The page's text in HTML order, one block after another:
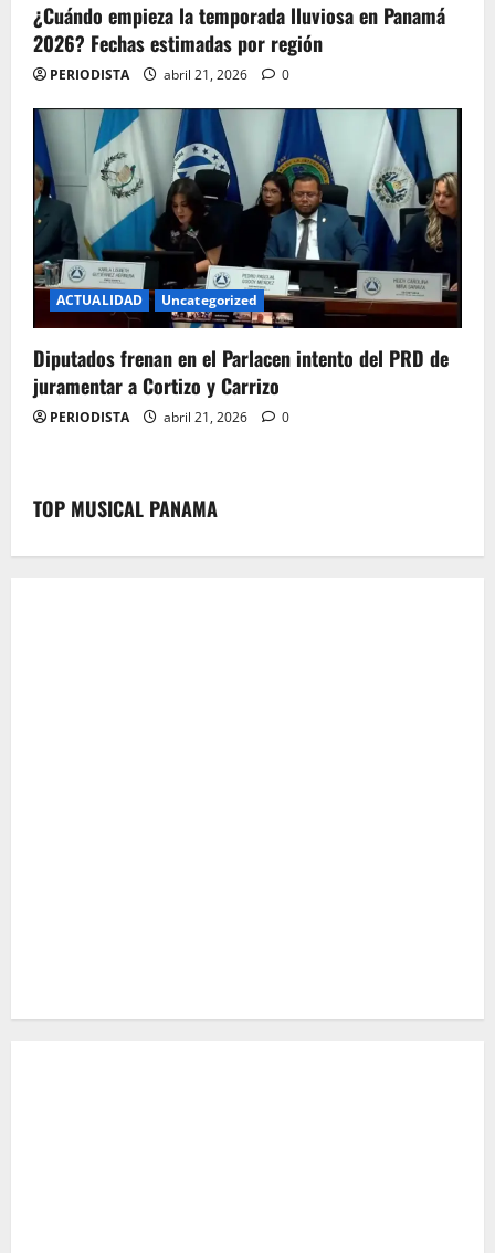
¿Cuándo empieza la temporada lluviosa en Panamá
2026? Fechas estimadas por región
PERIODISTA abril 21, 2026 0
ACTUALIDAD Uncategorized
Diputados frenan en el Parlacen intento del PRD de
juramentar a Cortizo y Carrizo
PERIODISTA abril 21, 2026 0
TOP MUSICAL PANAMA